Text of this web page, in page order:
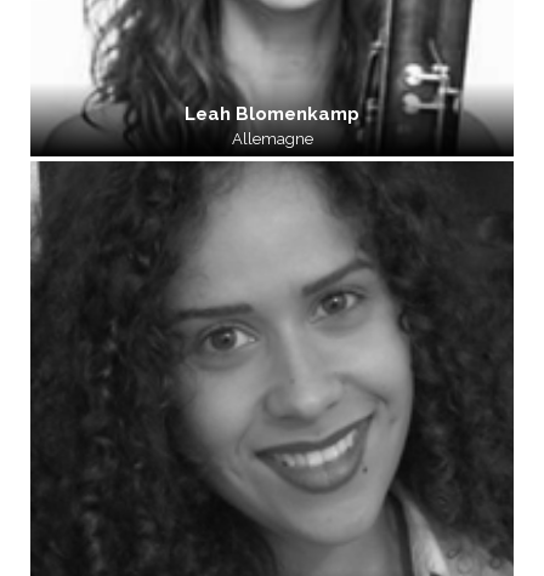
Leah Blomenkamp
Allemagne